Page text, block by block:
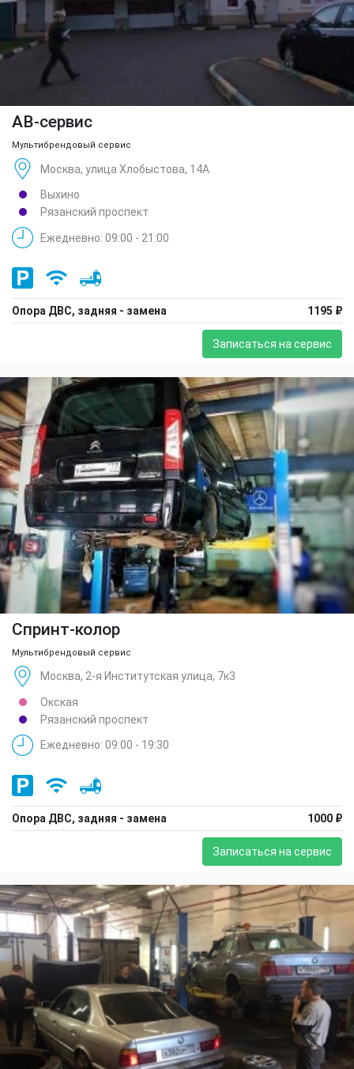
АВ-сервис
Мультибрендовый сервис
Москва, улица Хлобыстова, 14А
Выхино
Рязанский проспект
Ежедневно: 09:00 - 21:00
Опора ДВС, задняя - замена 1195 ₽
Записаться на сервис
Спринт-колор
Мультибрендовый сервис
Москва, 2-я Институтская улица, 7к3
Окская
Рязанский проспект
Ежедневно: 09:00 - 19:30
Опора ДВС, задняя - замена 1000 ₽
Записаться на сервис